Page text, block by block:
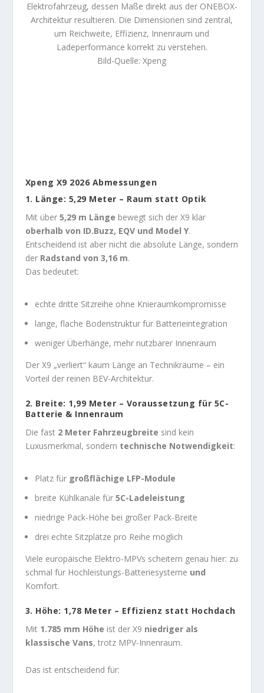
Elektrofahrzeug, dessen Maße direkt aus der ONEBOX-
Architektur resultieren. Die Dimensionen sind zentral,
um Reichweite, Effizienz, Innenraum und
Ladeperformance korrekt zu verstehen.
Bild-Quelle: Xpeng
Xpeng X9 2026 Abmessungen
1. Länge: 5,29 Meter – Raum statt Optik
Mit über 5,29 m Länge bewegt sich der X9 klar
oberhalb von ID.Buzz, EQV und Model Y.
Entscheidend ist aber nicht die absolute Länge, sondern
der Radstand von 3,16 m.
Das bedeutet:
echte dritte Sitzreihe ohne Knieraumkompromisse
lange, flache Bodenstruktur für Batterieintegration
weniger Überhänge, mehr nutzbarer Innenraum
Der X9 „verliert“ kaum Länge an Technikräume – ein
Vorteil der reinen BEV-Architektur.
2. Breite: 1,99 Meter – Voraussetzung für 5C-
Batterie & Innenraum
Die fast 2 Meter Fahrzeugbreite sind kein
Luxusmerkmal, sondern technische Notwendigkeit:
Platz für großflächige LFP-Module
breite Kühlkanäle für 5C-Ladeleistung
niedrige Pack-Höhe bei großer Pack-Breite
drei echte Sitzplätze pro Reihe möglich
Viele europäische Elektro-MPVs scheitern genau hier: zu
schmal für Hochleistungs-Batteriesysteme und
Komfort.
3. Höhe: 1,78 Meter – Effizienz statt Hochdach
Mit 1.785 mm Höhe ist der X9 niedriger als
klassische Vans, trotz MPV-Innenraum.
Das ist entscheidend für: